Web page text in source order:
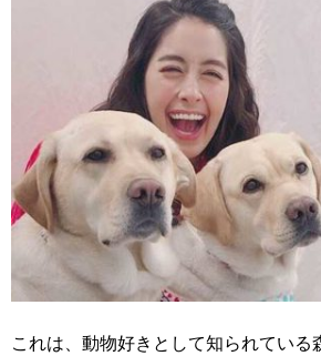
これは、動物好きとして知られている